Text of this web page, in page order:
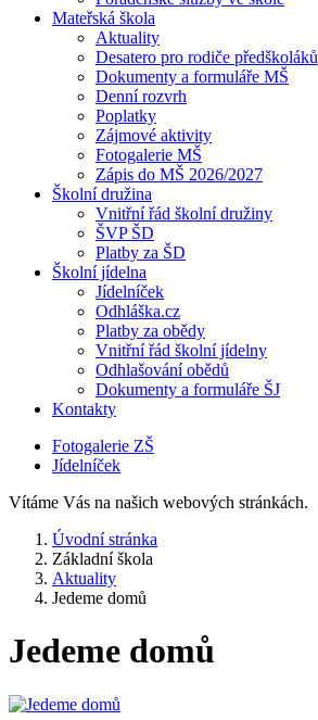
Mateřská škola
Aktuality
Desatero pro rodiče předškoláků
Dokumenty a formuláře MŠ
Denní rozvrh
Poplatky
Zájmové aktivity
Fotogalerie MŠ
Zápis do MŠ 2026/2027
Školní družina
Vnitřní řád školní družiny
ŠVP ŠD
Platby za ŠD
Školní jídelna
Jídelníček
Odhláška.cz
Platby za obědy
Vnitřní řád školní jídelny
Odhlašování obědů
Dokumenty a formuláře ŠJ
Kontakty
Fotogalerie ZŠ
Jídelníček
Vítáme Vás na našich webových stránkách.
Úvodní stránka
Základní škola
Aktuality
Jedeme domů
Jedeme domů